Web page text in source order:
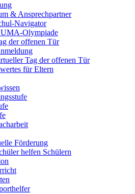
& Ansprechpartner
Navigator
Olympiade
der offenen Tür
Tag der offenen Tür
für Eltern
Förderung
helfen Schülern